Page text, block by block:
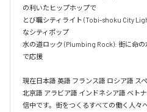
の利いたヒップホップで
とび職シティライト (Tobi-shoku City
なシティポップ
水の道ロック (Plumbing Rock): 街に命
で応援
現在日本語 英語 フランス語 ロシア語 ス
北京語 アラビア語 インドネシア語 ベト
信中です。街をつくるすべての働く人々